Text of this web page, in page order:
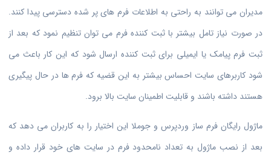
مدیران می توانند به راحتی به اطلاعات فرم های پر شده دسترسی پیدا کنند.
در صورت نیاز تامل بیشتر با ثبت کننده فرم می توان تنظیم نمود که بعد از
ثبت فرم پیامک یا ایمیلی برای ثبت کننده ارسال شود که این کار باعث می
شود کاربرهای سایت احساس بیشتر به این قضیه که فرم ها در حال پیگیری
هستند داشته باشند و قابلیت اطمینان سایت بالا برود.
ماژول رایگان فرم ساز وردپرس و جوملا این اختیار را به کاربران می دهد که
بعد از نصب ماژول به تعداد نامحدود فرم در سایت های خود قرار داده و